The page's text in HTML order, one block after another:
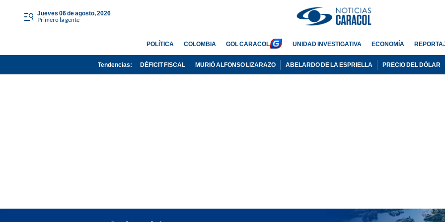
jueves 06 de agosto, 2026
Primero la gente
POLÍTICA COLOMBIA GOL CARACOL UNIDAD INVESTIGATIVA ECONOMÍA
Tendencias: DÉFICIT FISCAL MURIÓ ALFONSO LIZARAZO ABELARDO DE LA ESPRIELLA PRECIO DEL DÓLAR